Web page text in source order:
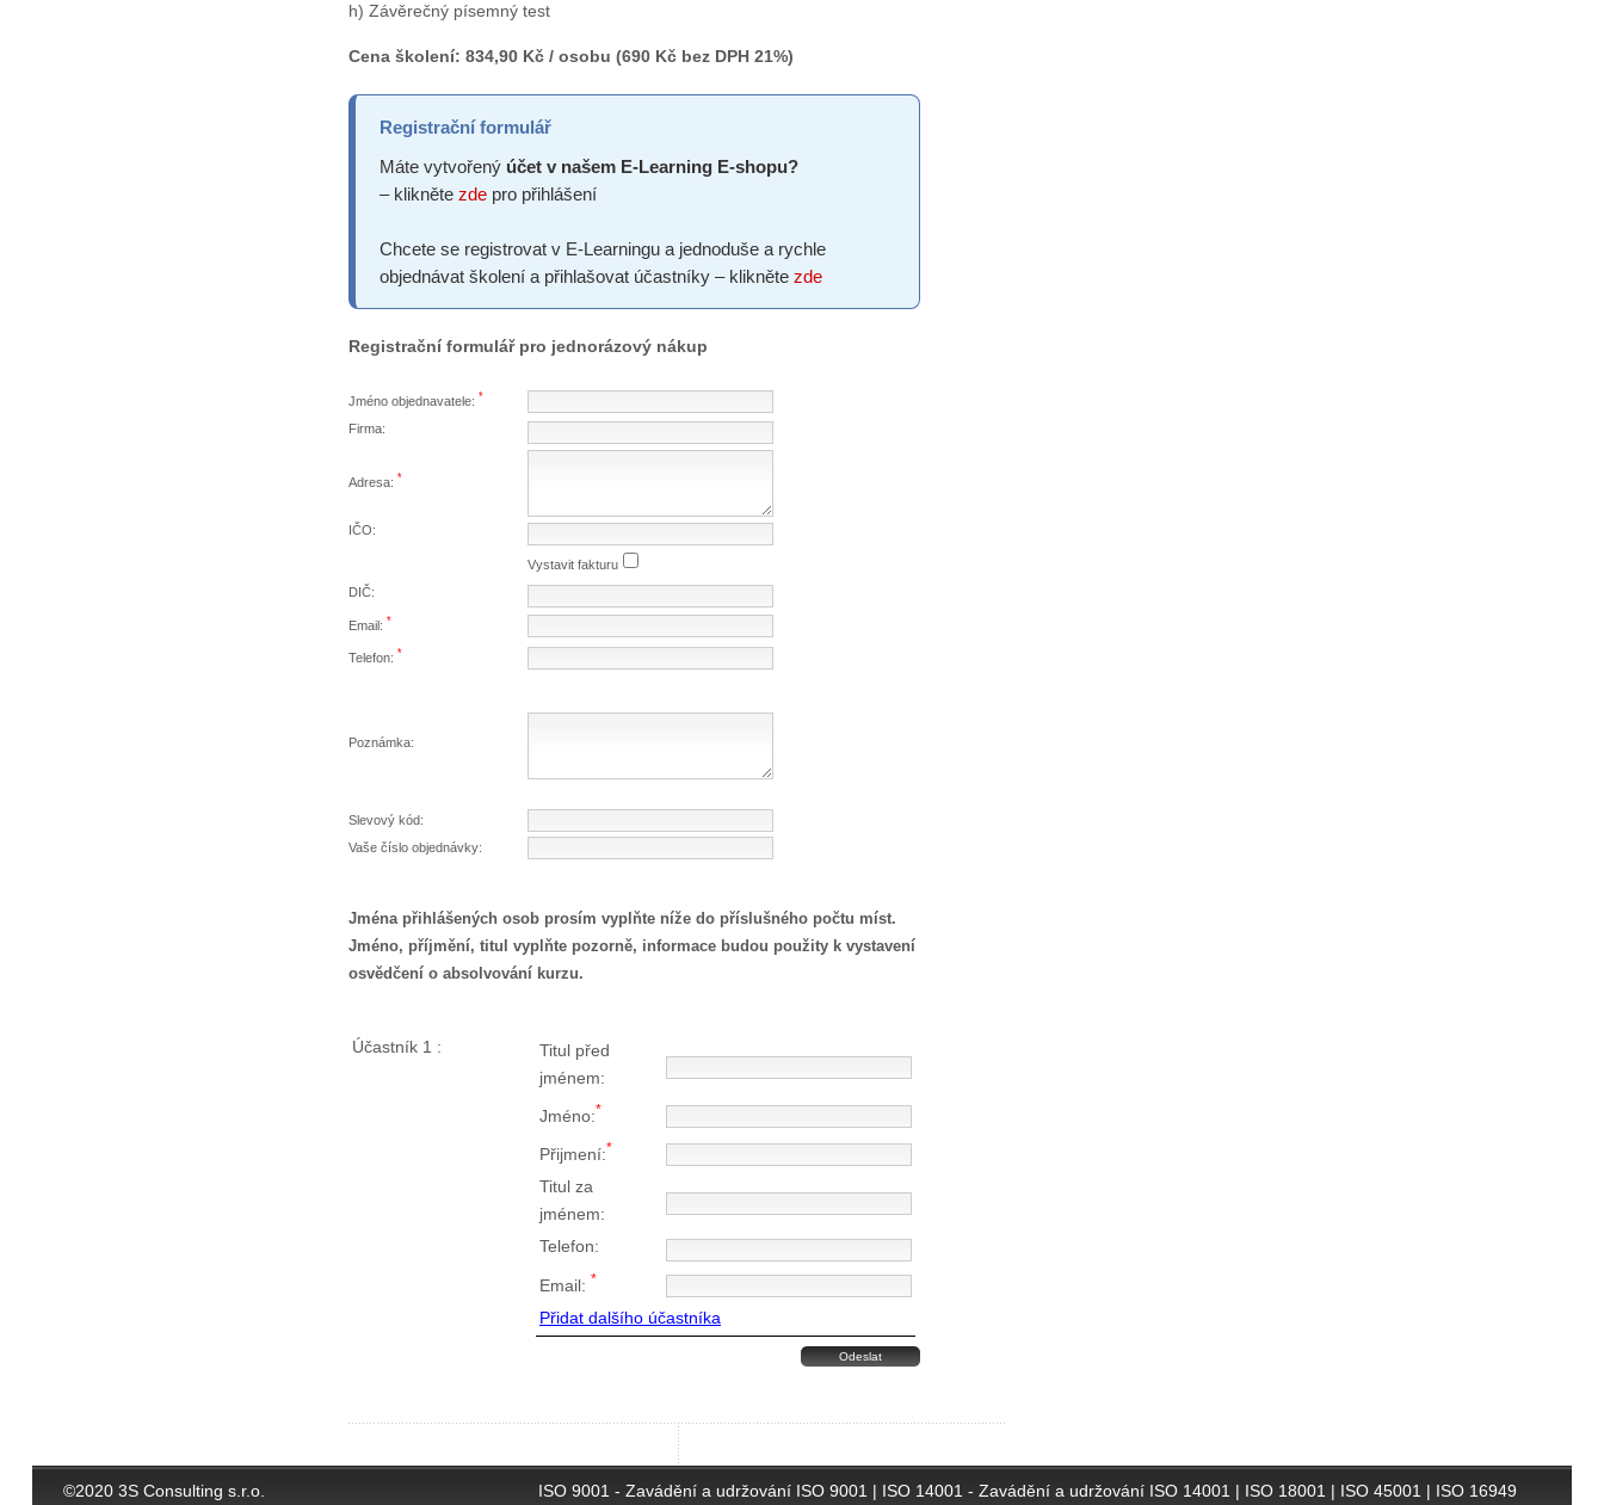
h) Závěrečný písemný test
Cena školení: 834,90 Kč / osobu (690 Kč bez DPH 21%)
Registrační formulář
Máte vytvořený účet v našem E-Learning E-shopu?
– klikněte zdepro přihlášení
Chcete se registrovat v E-Learningu a jednoduše a rychle
objednávat školení a přihlašovat účastníky – klikněte zde
Registrační formulář pro jednorázový nákup
Jméno objednavatele: *
Firma:
Adresa: *
IČO:
Vystavit fakturu
DIČ:
Email: *
Telefon: *
Poznámka:
Slevový kód:
Vaše číslo objednávky:
Jména přihlášených osob prosím vyplňte níže do příslušného počtu míst.
Jméno, příjmění, titul vyplňte pozorně, informace budou použity k vystavení
osvědčení o absolvování kurzu.
Účastník 1 :
Titul před
jménem:
Jméno:*
Přijmení:*
Titul za
jménem:
Telefon:
Email: *
Přidat dalšího účastníka
©2020 3S Consulting s.r.o. ISO 9001 - Zavádění a udržování ISO 9001 | ISO 14001 - Zavádění a udržování ISO 14001 | ISO 18001 | ISO 45001 | ISO 16949